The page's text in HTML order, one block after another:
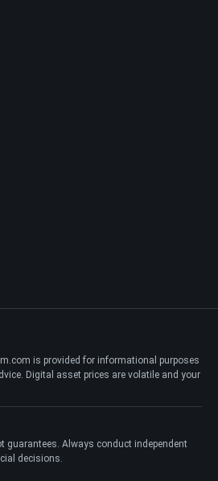
is provided for informational purposes
Digital asset prices are volatile and your
guarantees. Always conduct independent
decisions.